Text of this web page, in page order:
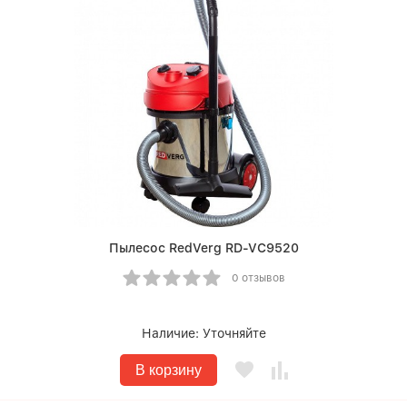
Пылесос RedVerg RD-VC9520
0 отзывов
Наличие: Уточняйте
В корзину